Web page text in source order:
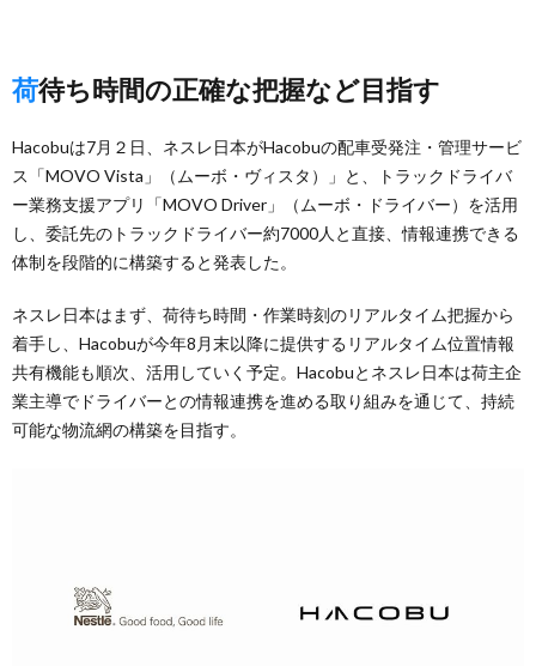
荷待ち時間の正確な把握など目指す
Hacobuは7月２日、ネスレ日本がHacobuの配車受発注・管理サービ
ス「MOVO Vista」（ムーボ・ヴィスタ）」と、トラックドライバ
ー業務支援アプリ「MOVO Driver」（ムーボ・ドライバー）を活用
し、委託先のトラックドライバー約7000人と直接、情報連携できる
体制を段階的に構築すると発表した。
ネスレ日本はまず、荷待ち時間・作業時刻のリアルタイム把握から
着手し、Hacobuが今年8月末以降に提供するリアルタイム位置情報
共有機能も順次、活用していく予定。Hacobuとネスレ日本は荷主企
業主導でドライバーとの情報連携を進める取り組みを通じて、持続
可能な物流網の構築を目指す。